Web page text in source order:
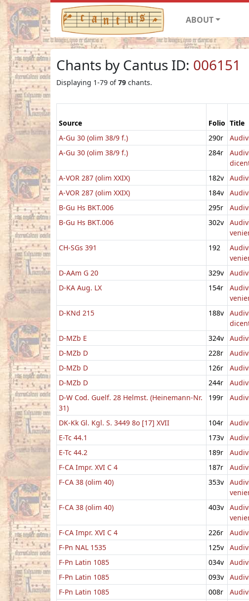
ABOUT
Chants by Cantus ID: 006151
Displaying 1-79 of79 chants.
Source Folio Title
A-Gu 30 (olim 38/9 f.)
290r
A-Gu 30 (olim 38/9 f.)
284r
A-VOR 287 (olim XXIX) 182v
A-VOR 287 (olim XXIX)
184v
B-Gu Hs BKT.006
295r
B-Gu Hs BKT.006
302v
CH-SGs 391 192
D-AAm G 20 329v
D-KA Aug. LX
154r
D-KNd 215 188v
D-MZb E 324v
D-MZb D
228r
D-MZb D
126r
D-MZb D
244r
D-W Cod. Guelf. 28 Helmst. (Heinemann-Nr.
31)
199r
DK-Kk Gl. Kgl. S. 3449 8o [17] XVII 104r
E-Tc 44.1
173v
E-Tc 44.2
189r
F-CA Impr. XVI C 4
187r
F-CA 38 (olim 40)
353v
F-CA 38 (olim 40) 403v
F-CA Impr. XVI C 4 226r
F-Pn NAL 1535
125v
F-Pn Latin 1085
034v
F-Pn Latin 1085
093v
F-Pn Latin 1085
008r